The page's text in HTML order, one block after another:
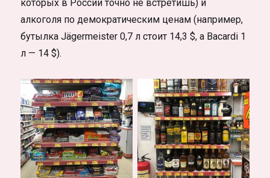
которых в России точно не встретишь) и
алкоголя по демократическим ценам (например,
бутылка Jägermeister 0,7 л стоит 14,3 $, а Bacardi 1
л — 14 $).